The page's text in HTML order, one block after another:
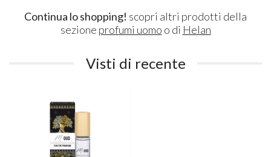
Continua lo shopping! scopri altri prodotti della
sezione profumi uomo o di Helan
Visti di recente